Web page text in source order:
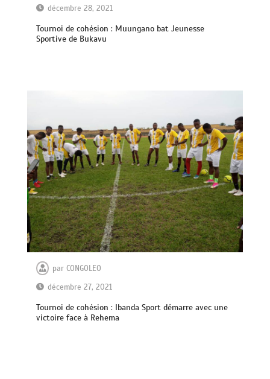
décembre 28, 2021
Tournoi de cohésion : Muungano bat Jeunesse
Sportive de Bukavu
parCONGOLEO
décembre 27, 2021
Tournoi de cohésion : Ibanda Sport démarre avec une
victoire face à Rehema